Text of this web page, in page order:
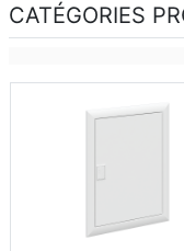
CATÉGORIES